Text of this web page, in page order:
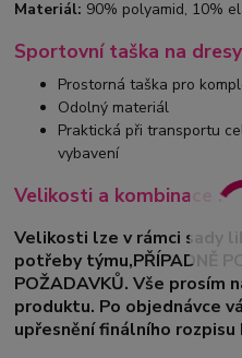
Materiál: 90% polyamid, 10%
Sportovní taška na
Prostorná taška pro
Odolný materiál
Praktická při transportu
vybavení
Velikosti a kombinace :
Velikosti lze v rámci sady
potřeby týmu,PŘÍPADNĚ
POŽADAVKŮ. Vše prosím
produktu. Po objednávce
upřesnění finálního